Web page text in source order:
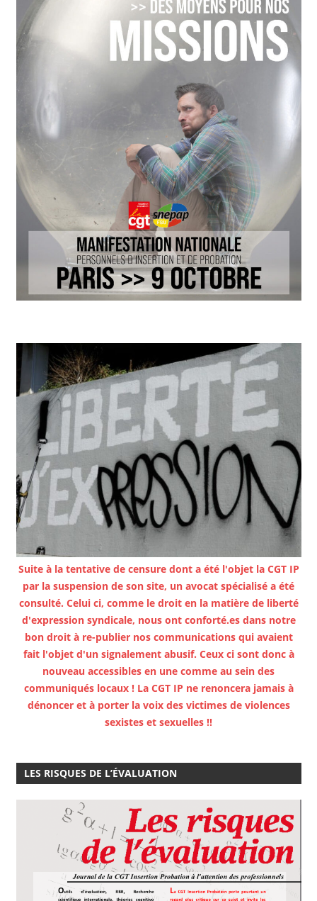
Suite à la tentative de censure dont a été l'objet la CGT IP
par la suspension de son site, un avocat spécialisé a été
consulté. Celui ci, comme le droit en la matière de liberté
d'expression syndicale, nous ont conforté.es dans notre
bon droit à re-publier nos communications qui avaient
fait l'objet d'un signalement abusif. Ceux ci sont donc à
nouveau accessibles en une comme au sein des
communiqués locaux ! La CGT IP ne renoncera jamais à
dénoncer et à porter la voix des victimes de violences
sexistes et sexuelles !!
LES RISQUES DE L’ÉVALUATION